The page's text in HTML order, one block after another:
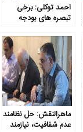
احمد توکلی: برخی
تبصره های بودجه
است
ماهرالنقش: حل نظامند
عدم شفافیت، نیازمند